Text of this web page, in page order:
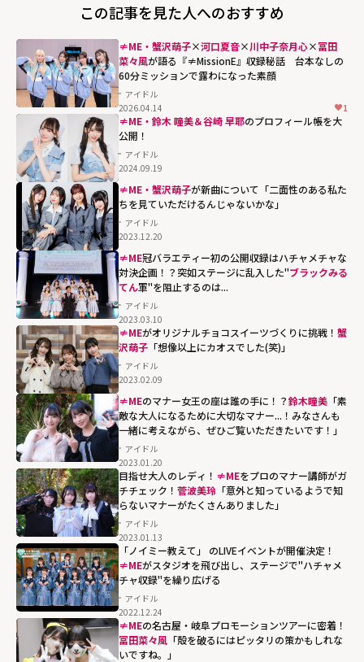
この記事を見た人へのおすすめ
≠ME・蟹沢萌子×河口夏音×川中子奈月心×冨田
菜々風が語る『≠MissionE』収録秘話 台本なしの
60分ミッションで露わになった素顔
アイドル
2026.04.14
1
≠ME・鈴木 瞳美＆谷崎 早耶のプロフィール帳を大
公開！
アイドル
2024.09.19
≠ME・蟹沢萌子が新曲について「二面性のある私た
ちを見ていただけるんじゃないかな」
アイドル
2023.12.20
ブラックみるて
ん軍"を阻止する
のは..."
width="304"
height="203"
loading="lazy"
fetchpriority="h
igh">
≠ME冠バラエティー初の公開収録はハチャメチャな
対決企画！？突如ステージに乱入した"ブラックみる
てん軍"を阻止するのは...
アイドル
2023.03.10
≠MEがオリジナルチョコスイーツづくりに挑戦！ 蟹
沢萌子 「想像以上にカオスでした(笑)」
アイドル
2023.02.09
≠MEのマナー女王の座は誰の手に！？鈴木瞳美 「素
敵な大人になるために大切なマナー...！みなさんも
一緒に考えながら、ぜひご覧いただきたいです！」
アイドル
2023.01.20
目指せ大人のレディ！ ≠MEをプロのマナー講師がガ
チチェック！ 菅波美玲 「意外と知っているようで知
らないマナーがたくさんありました」
アイドル
2023.01.13
「ノイミー教えて」 のLIVEイベントが開催決定！
≠MEがスタジオを飛び出し、ステージで"ハチャメ
チャ収録"を繰り広げる
アイドル
2022.12.24
≠MEの名古屋・岐阜プロモーションツアーに密着！
冨田菜々風 「殻を破るにはピッタリの策かもしれな
いですね。」